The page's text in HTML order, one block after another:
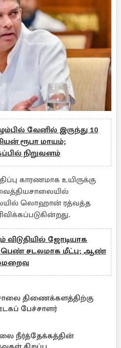
வேனில் இருந்து 10
ரூபா மாயம்;
நிறுவனம்
காரணமாக உயிருக்கு
லொஹான் ரத்வத்த
விடுதியில் ஜோடியாக
சடலமாக மீட்பு; ஆண்
திணைக்களத்திற்கு
பேச்சாளர்
நீர்த்தேக்கத்தின்